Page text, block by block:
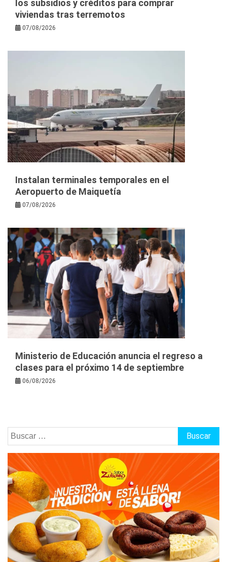
los subsidios y créditos para comprar
viviendas tras terremotos
07/08/2026
Instalan terminales temporales en el
Aeropuerto de Maiquetía
07/08/2026
Ministerio de Educación anuncia el regreso a
clases para el próximo 14 de septiembre
06/08/2026
Buscar: